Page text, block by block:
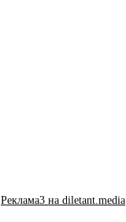
Реклама3 на diletant.media